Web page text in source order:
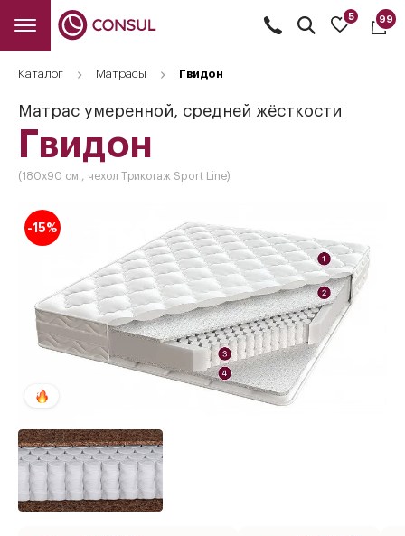
5 99
Каталог Матрасы Гвидон
Матрас умеренной, средней жёсткости
Гвидон
(180x90 см., чехол Трикотаж Sport Line)
-15%